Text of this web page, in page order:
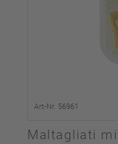
Art-Nr. 56961
Maltagliati